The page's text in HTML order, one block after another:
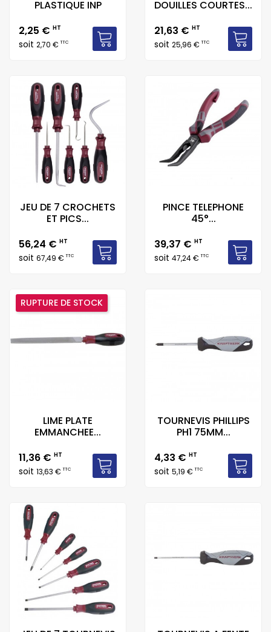
PLASTIQUE INP
Prix
2,25 € HT
soit 2,70 €TTC
DOUILLES COURTES...
Prix
21,63 € HT
soit 25,96 €TTC
JEU DE 7 CROCHETS
ET PICS...
Prix
56,24 € HT
soit 67,49 €TTC
PINCE TELEPHONE
45°...
Prix
39,37 € HT
soit 47,24 €TTC
LIME PLATE
EMMANCHEE...
Prix
11,36 € HT
soit 13,63 €TTC
RUPTURE DE STOCK
TOURNEVIS PHILLIPS
PH1 75MM...
Prix
4,33 € HT
soit 5,19 €TTC